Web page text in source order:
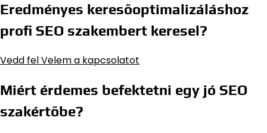
Eredményes keresőoptimalizáláshoz
profi SEO szakembert keresel?
Vedd fel Velem a kapcsolatot
Miért érdemes befektetni egy jó SEO
szakértőbe?